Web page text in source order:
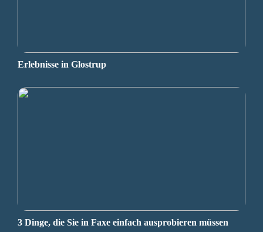
Erlebnisse in Glostrup
3 Dinge, die Sie in Faxe einfach ausprobieren müssen